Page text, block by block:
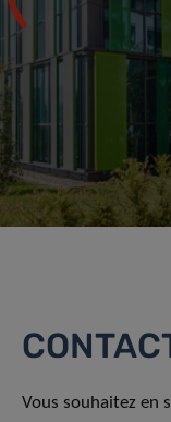
Vous souhaitez en